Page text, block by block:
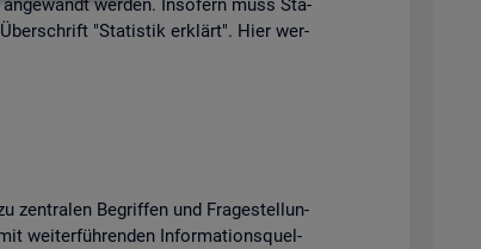
wer­den. In­so­fern muss Sta­
"Sta­tis­tik er­klärt". Hier wer­
zen­tra­len Be­grif­fen und Fra­ge­stel­lun­
wei­ter­füh­ren­den In­for­ma­ti­ons­quel­